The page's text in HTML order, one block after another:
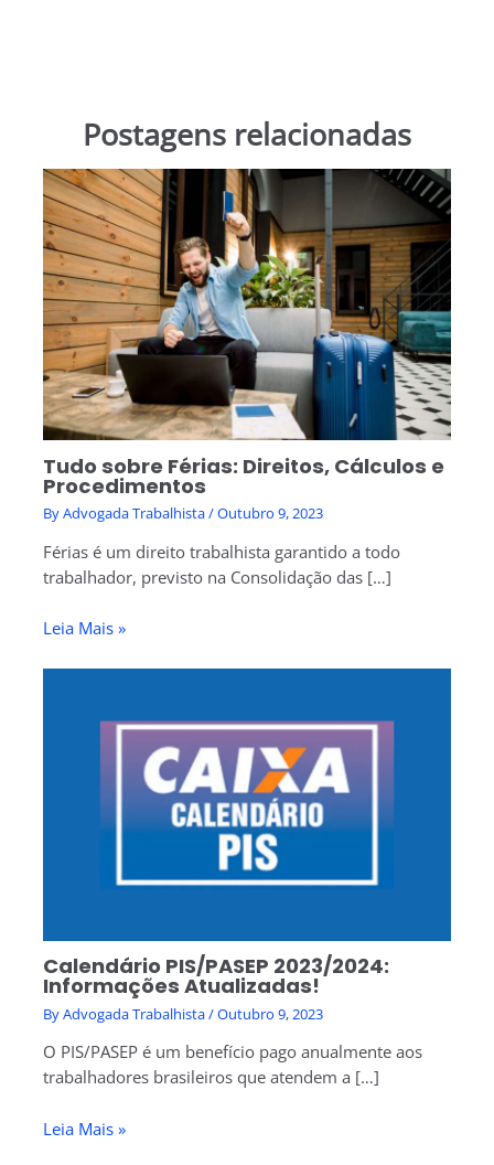
Postagens relacionadas
Tudo sobre Férias: Direitos, Cálculos e
Procedimentos
ByAdvogada Trabalhista/Outubro 9, 2023
Férias é um direito trabalhista garantido a todo
trabalhador, previsto na Consolidação das […]
Leia Mais »
Calendário PIS/PASEP 2023/2024:
Informações Atualizadas!
ByAdvogada Trabalhista/Outubro 9, 2023
O PIS/PASEP é um benefício pago anualmente aos
trabalhadores brasileiros que atendem a […]
Leia Mais »